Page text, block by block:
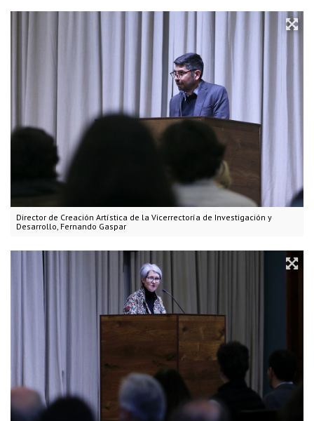
Director de Creación Artística de la Vicerrectoría de Investigación y
Desarrollo, Fernando Gaspar